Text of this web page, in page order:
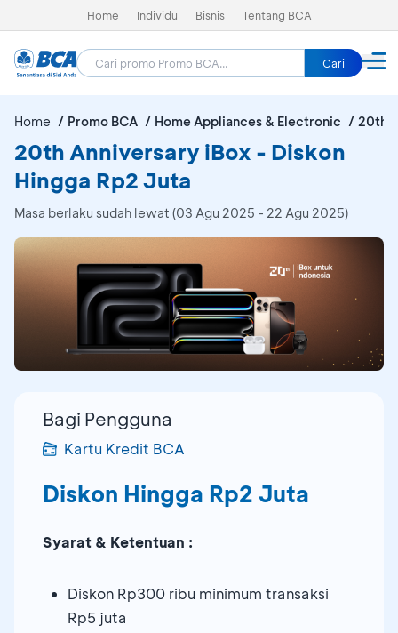
Home Individu Bisnis Tentang BCA
Cari
Home Promo BCA Home Appliances & Electronic 20th
20th Anniversary iBox - Diskon
Hingga Rp2 Juta
Masa berlaku sudah lewat (03 Agu 2025 - 22 Agu 2025)
Bagi Pengguna
Kartu Kredit BCA
Diskon Hingga Rp2 Juta
Syarat & Ketentuan :
Diskon Rp300 ribu minimum transaksi
Rp5 juta